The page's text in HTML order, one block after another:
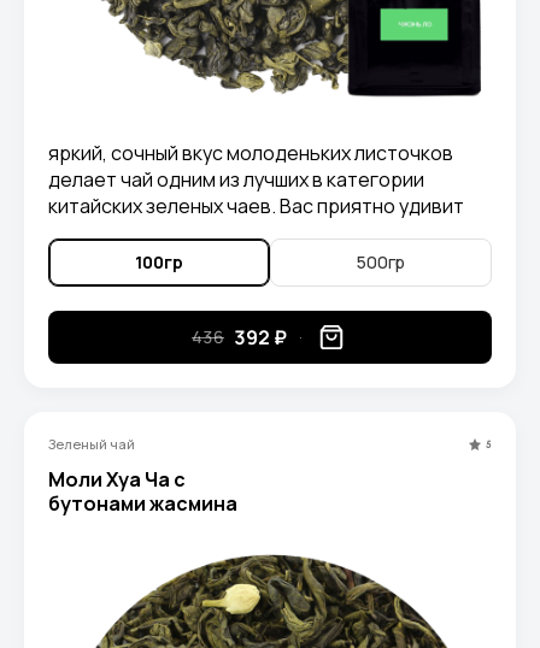
яркий, сочный вкус молоденьких листочков
делает чай одним из лучших в категории
китайских зеленых чаев. Вас приятно удивит
аромат скошенной травы и цветочной пыльцы,
а также интересное послевкусие.
100гр 500гр
436 392 ₽
Зеленый чай 5
Моли Хуа Ча с
бутонами жасмина